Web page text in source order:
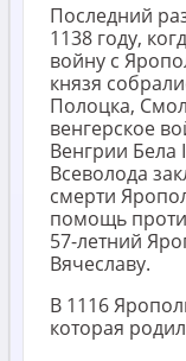
Последний
1138 году,
войну с
князя
Полоцка,
венгерское
Венгрии Бела
Всеволода
смерти
помощь
57-летний
Вячеславу.
В 1116
которая